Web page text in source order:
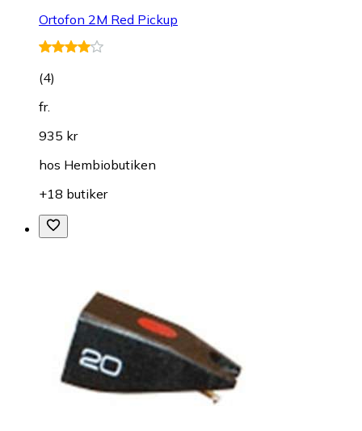
Ortofon 2M Red Pickup
(4)
fr.
935 kr
hos Hembiobutiken
+18 butiker